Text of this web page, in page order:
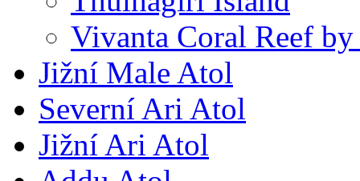
Vivanta Coral Reef by
Jižní Male Atol
Severní Ari Atol
Jižní Ari Atol